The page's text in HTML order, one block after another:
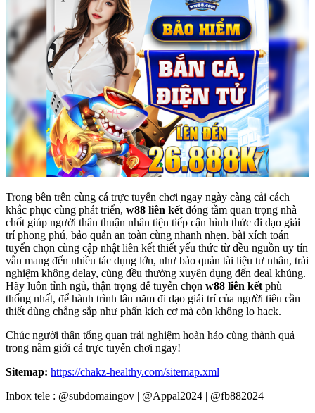
Trong bên trên cùng cá trực tuyến chơi ngay ngày càng cải cách
khắc phục cùng phát triển, w88 liên kết đóng tầm quan trọng nhà
chốt giúp người thân thuận nhân tiện tiếp cận hình thức đi dạo giải
trí phong phú, bảo quản an toàn cùng nhanh nhẹn. bài xích toán
tuyển chọn cùng cập nhật liên kết thiết yếu thức từ đều nguồn uy tín
vẫn mang đến nhiều tác dụng lớn, như bảo quản tài liệu tư nhân, trải
nghiệm không delay, cùng đều thường xuyên dụng đến deal khủng.
Hãy luôn tỉnh ngủ, thận trọng để tuyển chọn w88 liên kết phù
thống nhất, để hành trình lâu năm đi dạo giải trí của người tiêu cần
thiết dùng chẳng sắp như phấn kích cơ mà còn không lo hack.
Chúc người thân tổng quan trải nghiệm hoàn hảo cùng thành quả
trong nắm giới cá trực tuyến chơi ngay!
Sitemap: https://chakz-healthy.com/sitemap.xml
Inbox tele : @subdomaingov | @Appal2024 | @fb882024